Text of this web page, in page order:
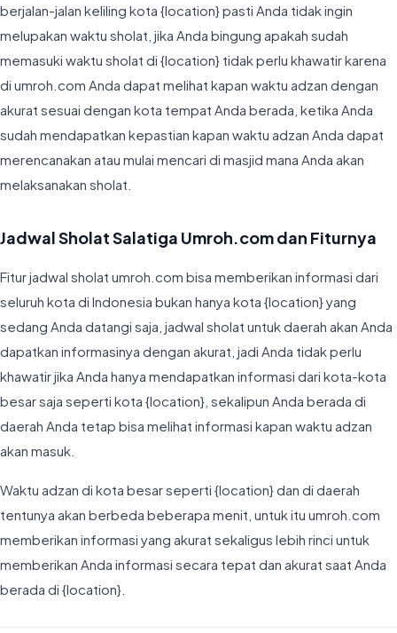
berjalan-jalan keliling kota {location} pasti Anda tidak ingin
melupakan waktu sholat, jika Anda bingung apakah sudah
memasuki waktu sholat di {location} tidak perlu khawatir karena
di umroh.com Anda dapat melihat kapan waktu adzan dengan
akurat sesuai dengan kota tempat Anda berada, ketika Anda
sudah mendapatkan kepastian kapan waktu adzan Anda dapat
merencanakan atau mulai mencari di masjid mana Anda akan
melaksanakan sholat.
Jadwal Sholat Salatiga Umroh.com dan Fiturnya
Fitur jadwal sholat umroh.com bisa memberikan informasi dari
seluruh kota di Indonesia bukan hanya kota {location} yang
sedang Anda datangi saja, jadwal sholat untuk daerah akan Anda
dapatkan informasinya dengan akurat, jadi Anda tidak perlu
khawatir jika Anda hanya mendapatkan informasi dari kota-kota
besar saja seperti kota {location}, sekalipun Anda berada di
daerah Anda tetap bisa melihat informasi kapan waktu adzan
akan masuk.
Waktu adzan di kota besar seperti {location} dan di daerah
tentunya akan berbeda beberapa menit, untuk itu umroh.com
memberikan informasi yang akurat sekaligus lebih rinci untuk
memberikan Anda informasi secara tepat dan akurat saat Anda
berada di {location}.